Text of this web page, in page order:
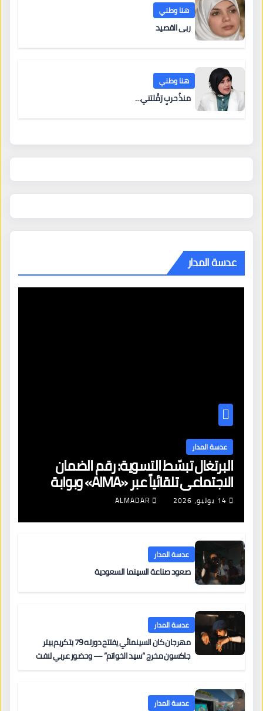
هنا وطني
ربى القصيد
هنا وطني
منذُ حربٍ رَمَّلتني…
عدسة المدار
عدسة المدار
البرتغال تبسّط التسوية: رقم الضمان
الاجتماعي تلقائياً عبر «AIMA» وبوابة
جديدة لتجديد الإقامات
14 يوليو، 2026 ALMADAR
عدسة المدار
صعود صناعة السينما السعودية
عدسة المدار
مهرجان كان السينمائي يفتتح دورته 79 بتكريم بيتر
جاكسون مخرج “سيد الخواتم” — وحضور عربي لافت
عدسة المدار